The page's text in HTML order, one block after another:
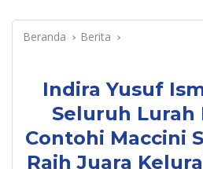
Beranda Berita
Indira Yusuf
Seluruh Lurah
Contohi Maccini
Raih Juara